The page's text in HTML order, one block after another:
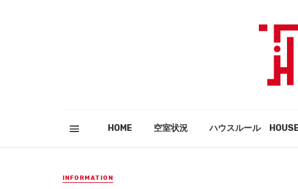
HOME 空室状況 ハウスルール
INFORMATION